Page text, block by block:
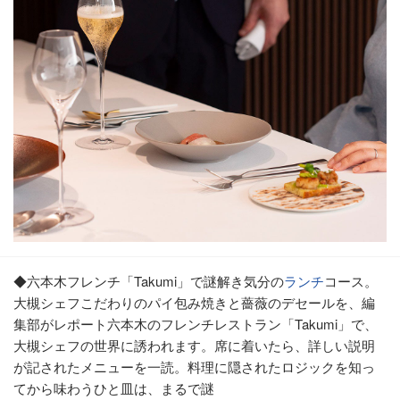
◆六本木フレンチ「Takumi」で謎解き気分のランチコース。
大槻シェフこだわりのパイ包み焼きと薔薇のデセールを、編
集部がレポート六本木のフレンチレストラン「Takumi」で、
大槻シェフの世界に誘われます。席に着いたら、詳しい説明
が記されたメニューを一読。料理に隠されたロジックを知っ
てから味わうひと皿は、まるで謎